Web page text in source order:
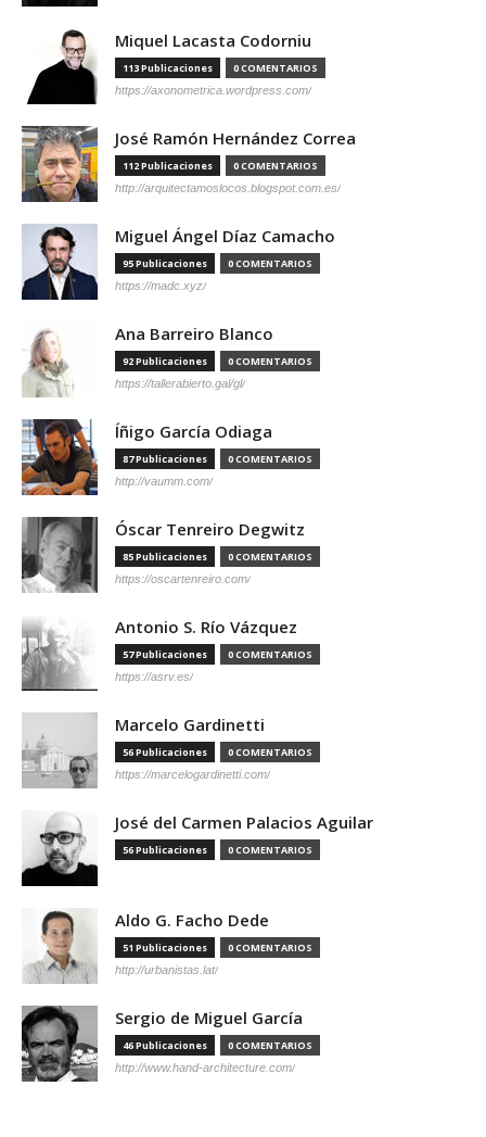
Miquel Lacasta Codorniu
113 Publicaciones 0 COMENTARIOS
https://axonometrica.wordpress.com/
José Ramón Hernández Correa
112 Publicaciones 0 COMENTARIOS
http://arquitectamoslocos.blogspot.com.es/
Miguel Ángel Díaz Camacho
95 Publicaciones 0 COMENTARIOS
https://madc.xyz/
Ana Barreiro Blanco
92 Publicaciones 0 COMENTARIOS
https://tallerabierto.gal/gl/
Íñigo García Odiaga
87 Publicaciones 0 COMENTARIOS
http://vaumm.com/
Óscar Tenreiro Degwitz
85 Publicaciones 0 COMENTARIOS
https://oscartenreiro.com/
Antonio S. Río Vázquez
57 Publicaciones 0 COMENTARIOS
https://asrv.es/
Marcelo Gardinetti
56 Publicaciones 0 COMENTARIOS
https://marcelogardinetti.com/
José del Carmen Palacios Aguilar
56 Publicaciones 0 COMENTARIOS
Aldo G. Facho Dede
51 Publicaciones 0 COMENTARIOS
http://urbanistas.lat/
Sergio de Miguel García
46 Publicaciones 0 COMENTARIOS
http://www.hand-architecture.com/